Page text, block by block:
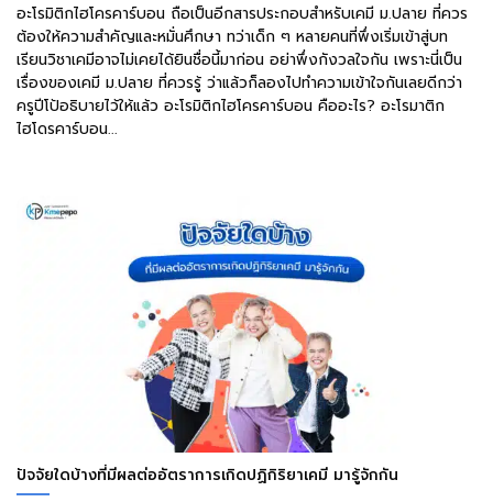
อะโรมิติกไฮโครคาร์บอน ถือเป็นอีกสารประกอบสำหรับเคมี ม.ปลาย ที่ควร
ต้องให้ความสำคัญและหมั่นศึกษา ทว่าเด็ก ๆ หลายคนที่พึ่งเริ่มเข้าสู่บท
เรียนวิชาเคมีอาจไม่เคยได้ยินชื่อนี้มาก่อน อย่าพึ่งกังวลใจกัน เพราะนี่เป็น
เรื่องของเคมี ม.ปลาย ที่ควรรู้ ว่าแล้วก็ลองไปทำความเข้าใจกันเลยดีกว่า
ครูปีโป้อธิบายไว้ให้แล้ว อะโรมิติกไฮโครคาร์บอน คืออะไร? อะโรมาติก
ไฮโดรคาร์บอน...
ปัจจัยใดบ้างที่มีผลต่ออัตราการเกิดปฏิกิริยาเคมี มารู้จักกัน